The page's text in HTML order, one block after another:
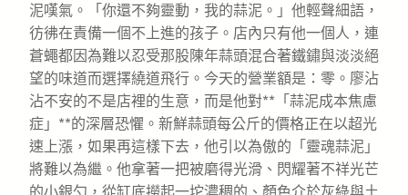
泥嘆氣。「你還不夠靈動，我的蒜泥。」他輕聲細語，
彷彿在責備一個不上進的孩子。店內只有他一個人，連
蒼蠅都因為難以忍受那股陳年蒜頭混合著鐵鏽與淡淡絕
望的味道而選擇繞道飛行。今天的營業額是：零。廖沾
沾不安的不是店裡的生意，而是他對**「蒜泥成本焦慮
症」**的深層恐懼。新鮮蒜頭每公斤的價格正在以超光
速上漲，如果再這樣下去，他引以為傲的「靈魂蒜泥」
將難以為繼。他拿著一把被磨得光滑、閃耀著不祥光芒